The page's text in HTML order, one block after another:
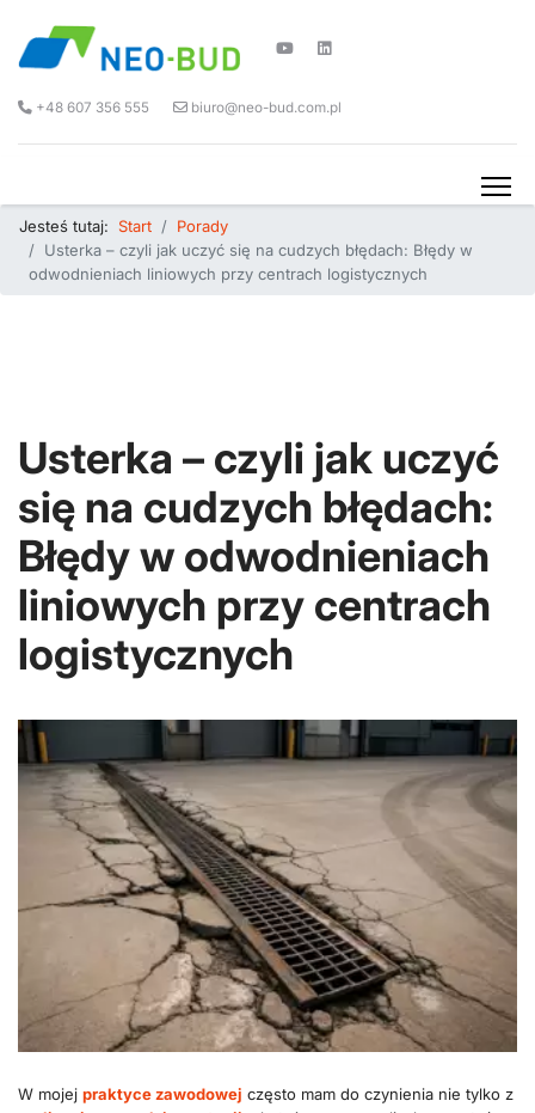
+48 607 356 555 biuro@neo-bud.com.pl
Jesteś tutaj: Start
Porady
Usterka – czyli jak uczyć się na cudzych błędach: Błędy w
odwodnieniach liniowych przy centrach logistycznych
Usterka – czyli jak uczyć
się na cudzych błędach:
Błędy w odwodnieniach
liniowych przy centrach
logistycznych
W mojej praktyce zawodowej często mam do czynienia nie tylko z